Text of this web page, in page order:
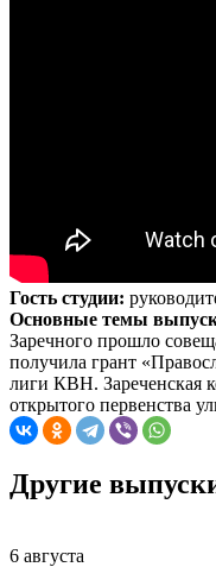
Гость студии:
Основные темы
Заречного прошло
получила грант
лиги КВН. Зареченская
открытого первенства
Другие
6 августа